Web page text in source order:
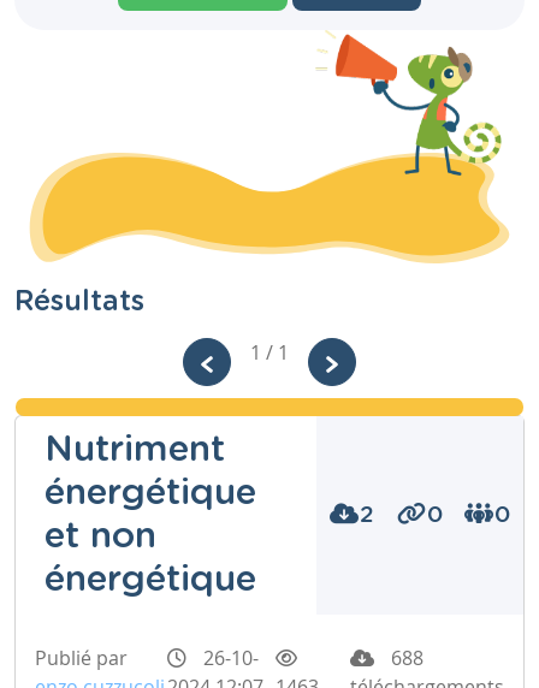
Résultats
1 / 1
Nutriment
énergétique
et non
énergétique
2 0 0
Publié par
26-10-
688